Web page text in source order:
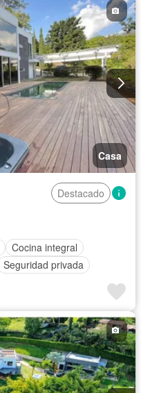
Casa
Destacado
Cocina integral
Seguridad privada